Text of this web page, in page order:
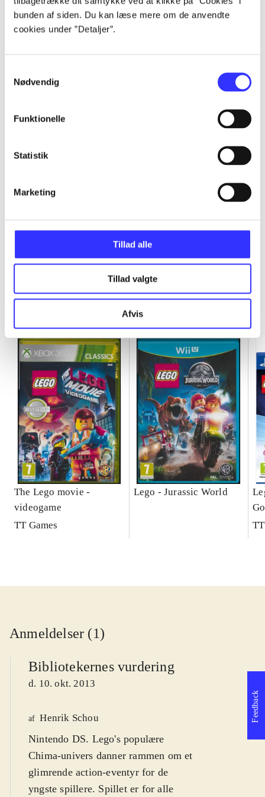
bunden af siden. Du kan læse mere om de anvendte
cookies under ”Detaljer”.
Nødvendig
Funktionelle
Statistik
Marketing
Tillad alle
Tillad valgte
Afvis
Artikler
Alle registrerede artikler fordelt på udgivelser
Minder om
The Lego movie -
videogame
TT Games
Lego - Jurassic World
Anmeldelser (1)
Bibliotekernes vurdering
d. 10. okt. 2013
af Henrik Schou
Nintendo DS. Lego's populære
Chima-univers danner rammen om et
glimrende action-eventyr for de
yngste spillere. Spillet er for alle
Feedback